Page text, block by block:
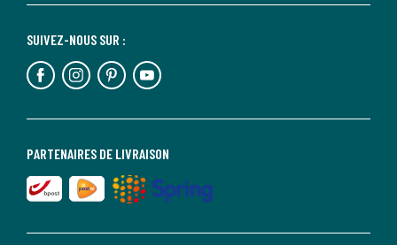
PARTENAIRES DE LIVRAISON
SUIVEZ-NOUS SUR :